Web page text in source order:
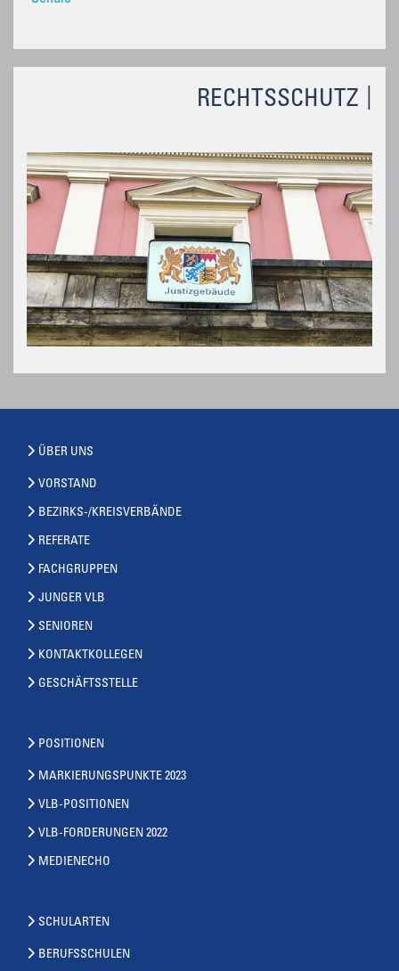
RECHTSSCHUTZ
ÜBER UNS
VORSTAND
BEZIRKS-/KREISVERBÄNDE
REFERATE
FACHGRUPPEN
JUNGER VLB
SENIOREN
KONTAKTKOLLEGEN
GESCHÄFTSSTELLE
POSITIONEN
MARKIERUNGSPUNKTE 2023
VLB-POSITIONEN
VLB-FORDERUNGEN 2022
MEDIENECHO
SCHULARTEN
BERUFSSCHULEN